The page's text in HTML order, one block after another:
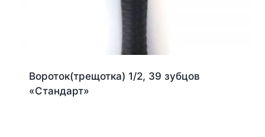
Вороток(трещотка) 1/2, 39 зубцов
«Стандарт»